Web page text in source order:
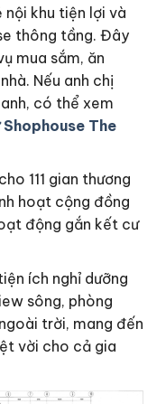
nội khu tiện lợi và
thông tầng. Đây
mua sắm, ăn
Nếu anh chị
có thể xem
The
111 gian thương
hoạt cộng đồng
động gắn kết cư
ích nghỉ dưỡng
sông, phòng
trời, mang đến
vời cho cả gia